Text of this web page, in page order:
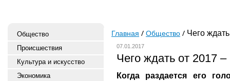
Общество
Происшествия
Культура и искусство
Экономика
Главная Общество Чего
07.01.2017
Чего ждать от 2017 –
Когда раздается его